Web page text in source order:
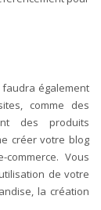
faudra également
comme des
des produits
créer votre blog
Vous
de votre
la création